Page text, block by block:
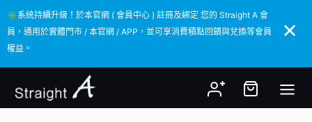
✳️系統持續升級！於本官網 ( 會員中心 ) 註冊及綁定 您的 Straight A 會
員，通用於實體門市 / 本官網 / APP，並可享消費積點回饋與兌換等會員
權益。
✳️系統持續升級！於本官網 ( 會員中心 ) 註冊及綁定 您的 Straight A 會
員，通用於實體門市 / 本官網 / APP，並可享消費積點回饋與兌換等會員
權益。